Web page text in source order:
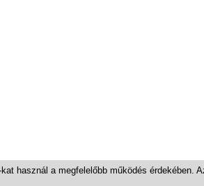
használ a megfelelőbb működés érdekében.